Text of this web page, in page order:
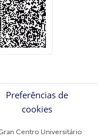
Preferências de
cookies
Centro Universitário